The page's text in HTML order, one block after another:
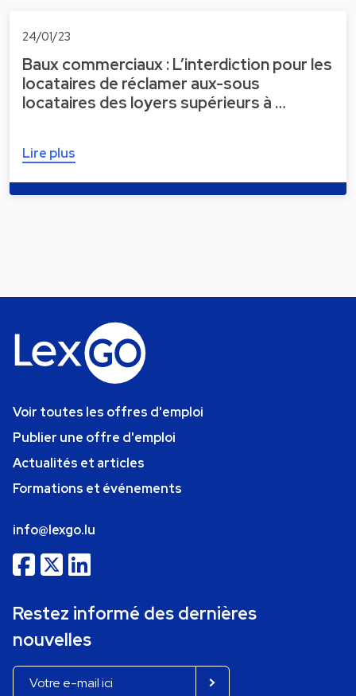
24/01/23
Baux commerciaux : L’interdiction pour les
locataires de réclamer aux-sous
locataires des loyers supérieurs à …
Lire plus
Voir toutes les offres d'emploi
Publier une offre d'emploi
Actualités et articles
Formations et événements
info@lexgo.lu
Restez informé des dernières
nouvelles